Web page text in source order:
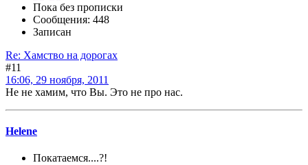
Пока без прописки
Сообщения: 448
Записан
Re: Хамство на дорогах
#11
16:06, 29 ноября, 2011
Не не хамим, что Вы. Это не про нас.
Helene
Покатаемся....?!